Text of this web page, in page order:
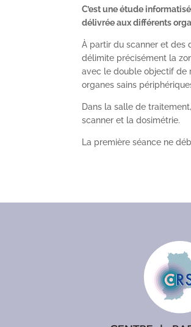
C’est une étude
délivrée aux différents
À partir du scanner et des
délimite précisément la
avec le double objectif de
organes sains
Dans la salle de
scanner et la dosimétrie.
La première séance ne